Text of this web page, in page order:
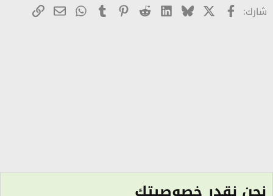
شارك: Facebook
X
Bluesky
LinkedIn
Reddit
Pinterest
Tumblr
WhatsApp
البريدرابط